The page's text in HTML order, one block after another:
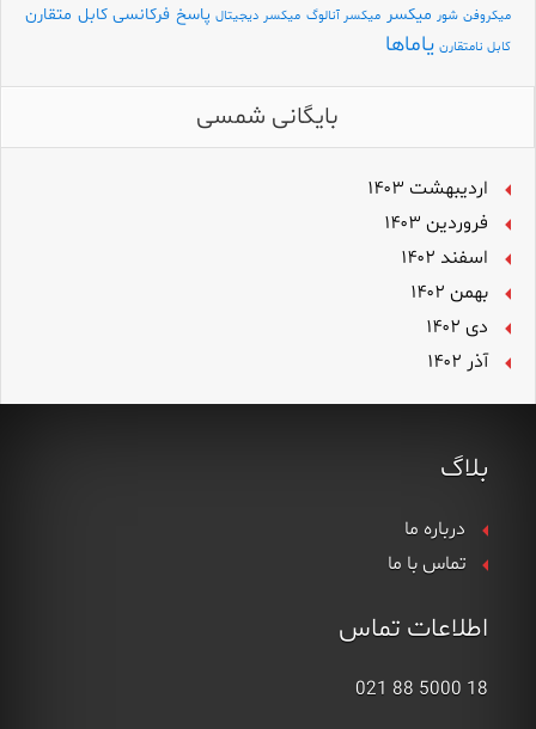
میکروفن شور میکسر میکسر آنالوگ میکسر دیجیتال پاسخ فرکانسی کابل متقارن
کابل نامتقارن یاماها
بایگانی شمسی
اردیبهشت ۱۴۰۳
فروردین ۱۴۰۳
اسفند ۱۴۰۲
بهمن ۱۴۰۲
دی ۱۴۰۲
آذر ۱۴۰۲
بلاگ
درباره ما
تماس با ما
اطلاعات تماس
18 5000 88 021